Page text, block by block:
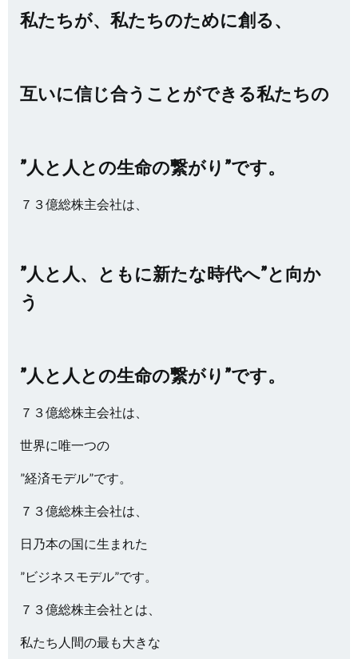
私たちが、私たちのために創る、
互いに信じ合うことができる私たちの
”人と人との生命の繋がり”です。
７３億総株主会社は、
”人と人、ともに新たな時代へ”と向か
う
”人と人との生命の繋がり”です。
７３億総株主会社は、
世界に唯一つの
”経済モデル”です。
７３億総株主会社は、
日乃本の国に生まれた
”ビジネスモデル”です。
７３億総株主会社とは、
私たち人間の最も大きな